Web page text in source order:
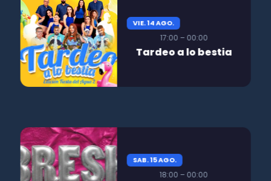
VIE. 14 AGO.
17:00 – 00:00
Tardeo a lo bestia
SAB. 15 AGO.
18:00 – 00:00